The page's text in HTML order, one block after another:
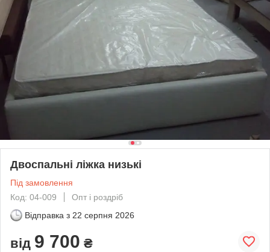
Двоспальні ліжка низькі
Під замовлення
Код: 04-009
Опт і роздріб
Відправка з 22 серпня 2026
від 9 700 ₴